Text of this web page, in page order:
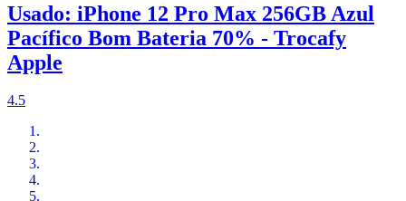
Usado: iPhone 12 Pro Max 256GB Azul
Pacífico Bom Bateria 70% - Trocafy
Apple
4.5